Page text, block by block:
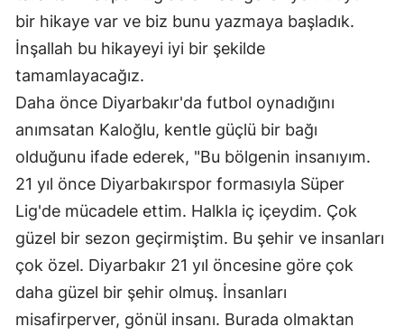
Van
Zonguldak
Aksaray
Bayburt
Karaman
Kırıkkale
Batman
Şırnak
bir hikaye var ve biz bunu yazmaya başladık.
İnşallah bu hikayeyi iyi bir şekilde
tamamlayacağız.
Daha önce Diyarbakır'da futbol oynadığını
anımsatan Kaloğlu, kentle güçlü bir bağı
olduğunu ifade ederek, "Bu bölgenin insanıyım.
21 yıl önce Diyarbakırspor formasıyla Süper
Lig'de mücadele ettim. Halkla iç içeydim. Çok
güzel bir sezon geçirmiştim. Bu şehir ve insanları
çok özel. Diyarbakır 21 yıl öncesine göre çok
daha güzel bir şehir olmuş. İnsanları
misafirperver, gönül insanı. Burada olmaktan